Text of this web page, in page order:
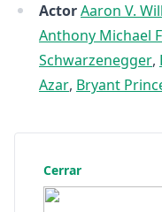
ActorAaron V.
Anthony Michael
Schwarzenegger,
Azar, Bryant
Cerrar